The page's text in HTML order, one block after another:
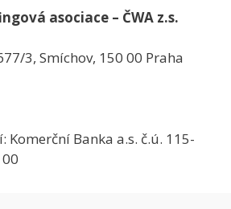
asociace – ČWA z.s.
3, Smíchov, 150 00 Praha
Komerční Banka a.s. č.ú. 115-